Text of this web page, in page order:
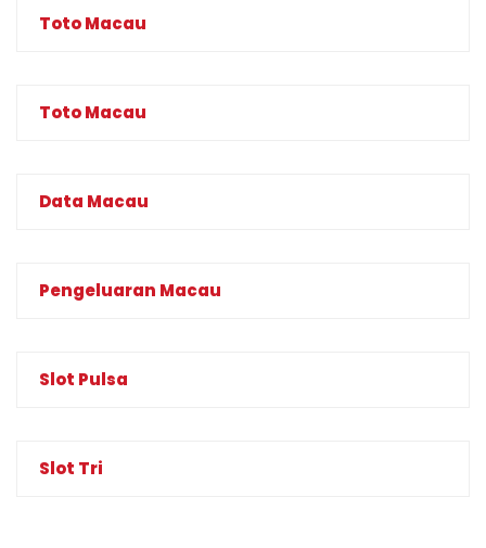
Toto Macau
Toto Macau
Data Macau
Pengeluaran Macau
Slot Pulsa
Slot Tri